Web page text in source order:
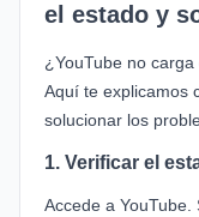
el estado y
¿YouTube no
Aquí te explicamos
solucionar los
1. Verificar el
Accede a YouTube